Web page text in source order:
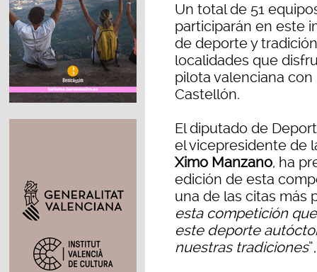
Un total de 51
participarán en este
de deporte y
localidades que
pilota valenciana
Castellón.
El diputado de
el vicepresidente de
Ximo Manzano, ha
edición de esta
una de las citas más
esta competición
este deporte
nuestras tradiciones